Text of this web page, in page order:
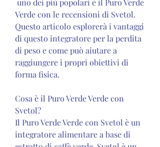
Verde con le recensioni di Svetol.
Questo articolo esplorerà i vantaggi
di questo integratore per la perdita
di peso e come può aiutare a
raggiungere i propri obiettivi di
forma fisica.
Cosa è il Puro Verde Verde con
Svetol?
Il Puro Verde Verde con Svetol è un
integratore alimentare a base di